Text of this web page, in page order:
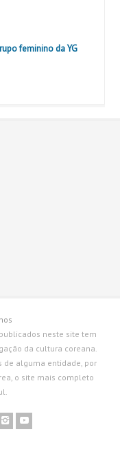
feminino da YG
neste site tem
da cultura coreana.
de alguma entidade, por
o site mais completo